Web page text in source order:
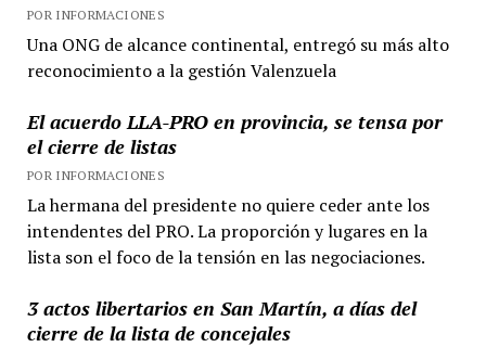
POR INFORMACIONES
Una ONG de alcance continental, entregó su más alto
reconocimiento a la gestión Valenzuela
El acuerdo LLA-PRO en provincia, se tensa por
el cierre de listas
POR INFORMACIONES
La hermana del presidente no quiere ceder ante los
intendentes del PRO. La proporción y lugares en la
lista son el foco de la tensión en las negociaciones.
3 actos libertarios en San Martín, a días del
cierre de la lista de concejales